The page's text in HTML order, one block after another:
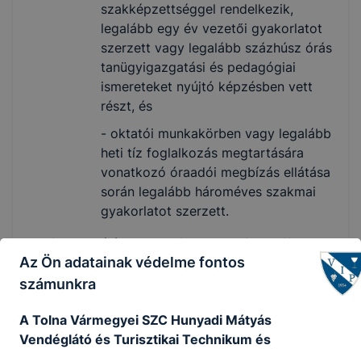
szakképzettséggel rendelkezik,
legalább egy év vezetői gyakorlatot
szerzett vagy legalább százhúsz órás
tanügyigazgatási és pedagógiai
ismereteket nyújtó képzésben vett
részt, és
- oktatói munkakörben vagy legalább
heti tíz foglalkozás megtartására
vonatkozó óraadói megbízás ellátása
során legalább hároméves szakmai
gyakorlatot szerzett.
felhasználói szintű informatikai (MS Office,
irodai alkalmazások) ismeretek,
a pályázó ne álljon a tevékenység folytatását
büntetlen előéletű és cselekvőképes legyen,
ne álljanak fenn vele szemben a munka
Az Ön adatainak védelme fontos
számunkra
A Tolna Vármegyei SZC Hunyadi Mátyás
Vendéglátó és Turisztikai Technikum és